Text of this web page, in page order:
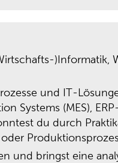
)Informatik,
und IT-
(MES),
du durch
und bringst eine